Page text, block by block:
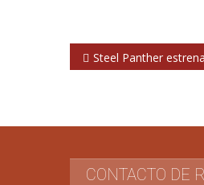
Navegación
Steel Panther estrenan videoclip dirigido por un guionista de ‘Padre de
CONTACTO DE